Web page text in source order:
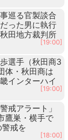
巡る官製談合
った男に執行
田地方裁判所
[19:00]
選手（秋田商3
・秋田商は
インターハイ
[19:00]
戒アラート」
巣・横手で
戒を
[18:00]